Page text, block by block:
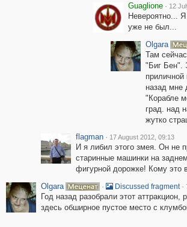
Guaglione · 12
Невероятно... Я
уже не был...
Olgara
Там
"Биг Бен".
назад мне
"Корабле
град. над
жутко
flagman · 17 August 2012, 09:13
И я либил этого змея. Он не
старинные машинки на
фигурной дорожке! Кому это
Olgara
· Discussed fragment ·
Год назад разобрали этот
здесь обширное пустое место с